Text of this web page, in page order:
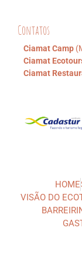
Contatos
Ciamat Camp
Ciamat
Ciamat
HOME
VISÃO DO